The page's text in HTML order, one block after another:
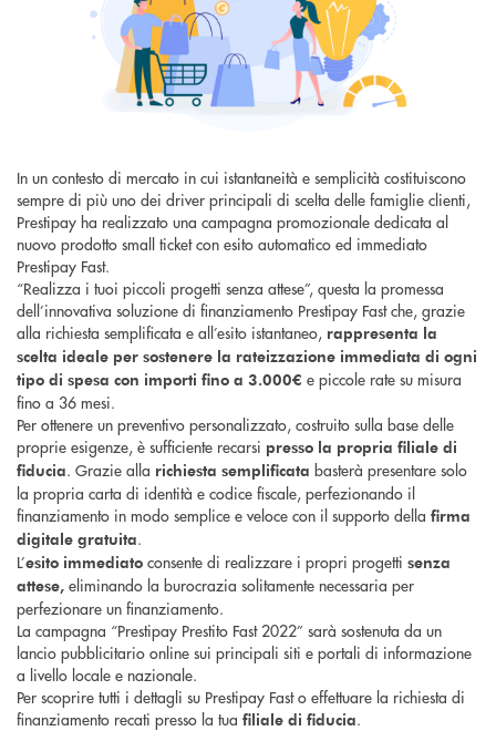
In un contesto di mercato in cui istantaneità e semplicità costituiscono
sempre di più uno dei driver principali di scelta delle famiglie clienti,
Prestipay ha realizzato una campagna promozionale dedicata al
nuovo prodotto small ticket con esito automatico ed immediato
Prestipay Fast.
“Realizza i tuoi piccoli progetti senza attese”, questa la promessa
dell’innovativa soluzione di finanziamento Prestipay Fast che, grazie
alla richiesta semplificata e all’esito istantaneo, rappresenta la
scelta ideale per sostenere la rateizzazione immediata di ogni
tipo di spesa con importi fino a 3.000€ e piccole rate su misura
fino a 36 mesi.
Per ottenere un preventivo personalizzato, costruito sulla base delle
proprie esigenze, è sufficiente recarsi presso la propria filiale di
fiducia. Grazie alla richiesta semplificata basterà presentare solo
la propria carta di identità e codice fiscale, perfezionando il
finanziamento in modo semplice e veloce con il supporto della firma
digitale gratuita.
L’esito immediato consente di realizzare i propri progetti senza
attese, eliminando la burocrazia solitamente necessaria per
perfezionare un finanziamento.
La campagna “Prestipay Prestito Fast 2022” sarà sostenuta da un
lancio pubblicitario online sui principali siti e portali di informazione
a livello locale e nazionale.
Per scoprire tutti i dettagli su Prestipay Fast o effettuare la richiesta di
finanziamento recati presso la tua filiale di fiducia.